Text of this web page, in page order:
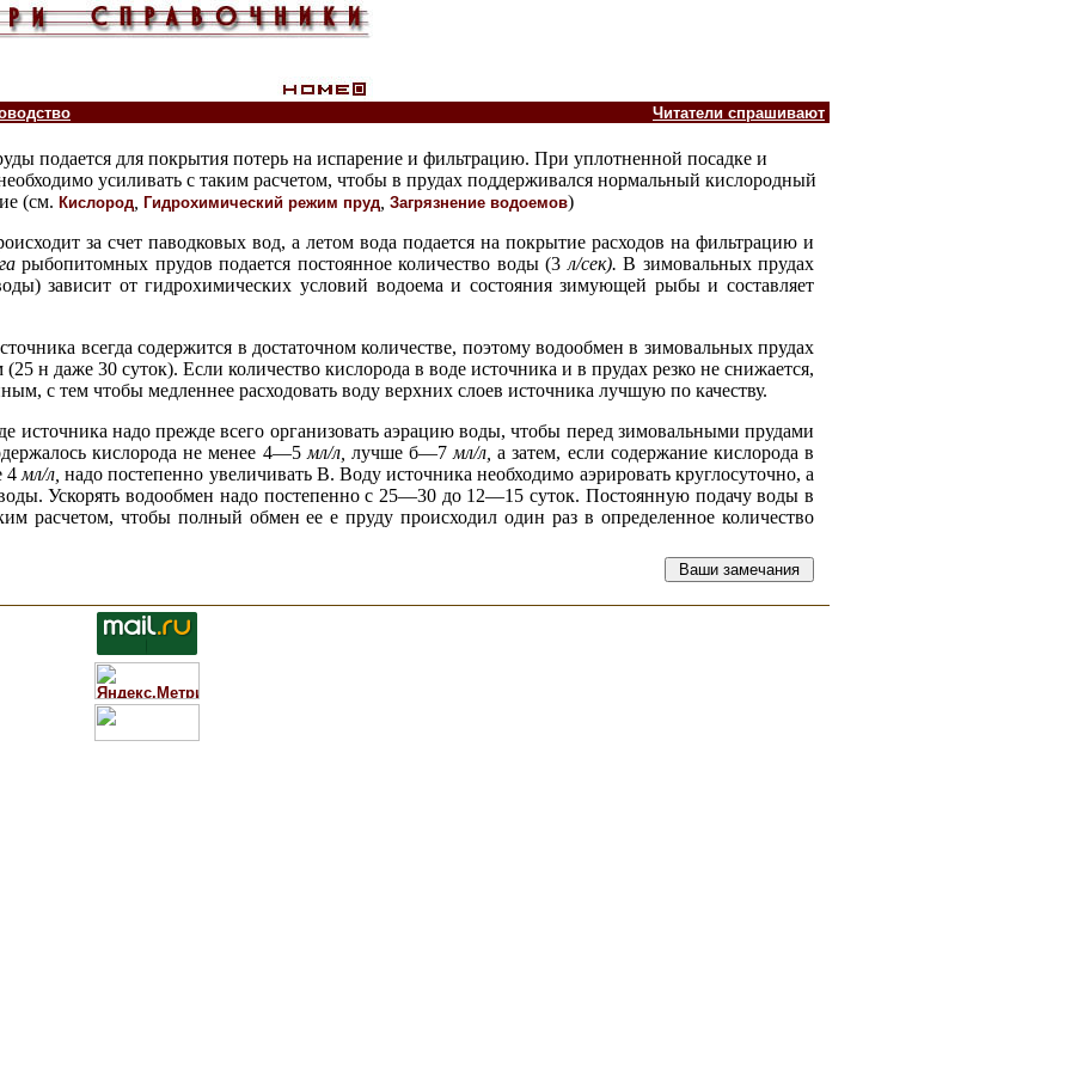
Читатели спрашивают
подается для покрытия потерь на испарение и фильтрацию. При уплотненной посадке и
усиливать с таким расчетом, чтобы в прудах поддерживался нормальный кислородный
(см. Кислород Гидрохимический режим пруд Загрязнение водоемов)
за счет паводковых вод, а летом вода подается на покрытие расходов на фильтрацию и
га рыбопитомных прудов подается постоянное количество воды (3 л/сек). В зимовальных прудах
зависит от гидрохимических условий водоема и состояния зимующей рыбы и составляет
всегда содержится в достаточном количестве, поэтому водообмен в зимовальных прудах
н даже 30 суток). Если количество кислорода в воде источника и в прудах резко не снижается,
с тем чтобы медленнее расходовать воду верхних слоев источника лучшую по качеству.
источника надо прежде всего организовать аэрацию воды, чтобы перед зимовальными прудами
кислорода не менее 4—5 мл/л, лучше б—7 мл/л ,а затем, если содержание кислорода в
4 мл/л ,надо постепенно увеличивать В. Воду источника необходимо аэрировать круглосуточно, а
Ускорять водообмен надо постепенно с 25—30 до 12—15 суток. Постоянную подачу воды в
расчетом, чтобы полный обмен ее е пруду происходил один раз в определенное количество